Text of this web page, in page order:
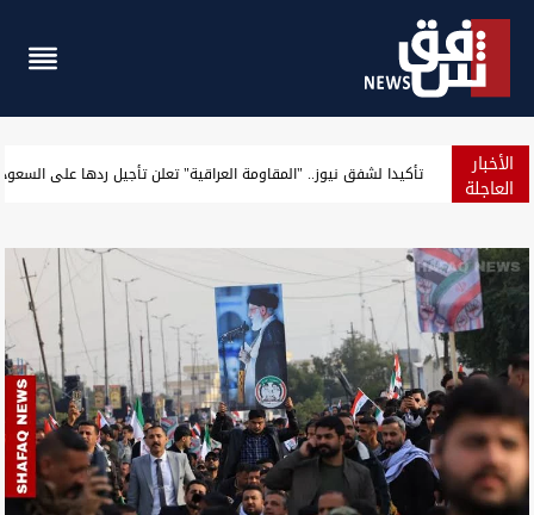
الأخبار
العاجلة واشنطن تفرض عقوبات على منصات لـ"عملات مشفرة" تمول الحرس